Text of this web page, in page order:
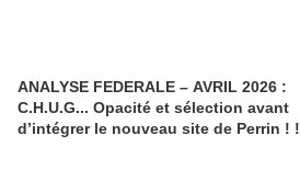
ANALYSE FEDERALE – AVRIL 2026 :
C.H.U.G... Opacité et sélection avant
d’intégrer le nouveau site de Perrin ! !